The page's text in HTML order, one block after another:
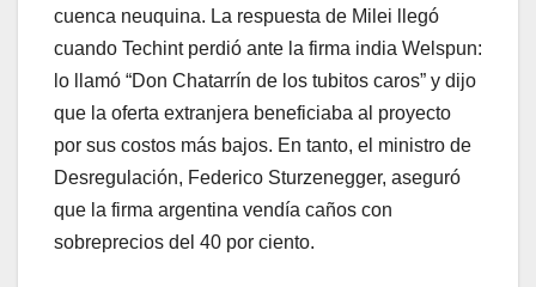
cuenca neuquina. La respuesta de Milei llegó
cuando Techint perdió ante la firma india Welspun:
lo llamó “Don Chatarrín de los tubitos caros” y dijo
que la oferta extranjera beneficiaba al proyecto
por sus costos más bajos. En tanto, el ministro de
Desregulación, Federico Sturzenegger, aseguró
que la firma argentina vendía caños con
sobreprecios del 40 por ciento.